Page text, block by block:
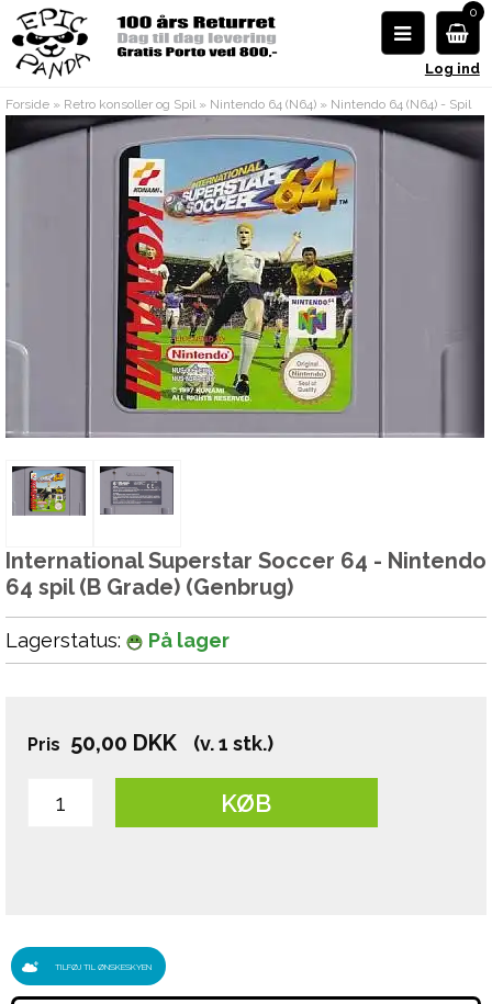
0
Log ind
Forside » Retro konsoller og Spil» Nintendo 64 (N64) » Nintendo 64 (N64) - Spil
International Superstar Soccer 64 - Nintendo
64 spil (B Grade) (Genbrug)
Lagerstatus: På lager
Pris 50,00 DKK (v. 1 stk.)
KØB
TILFØJ TIL ØNSKESKYEN